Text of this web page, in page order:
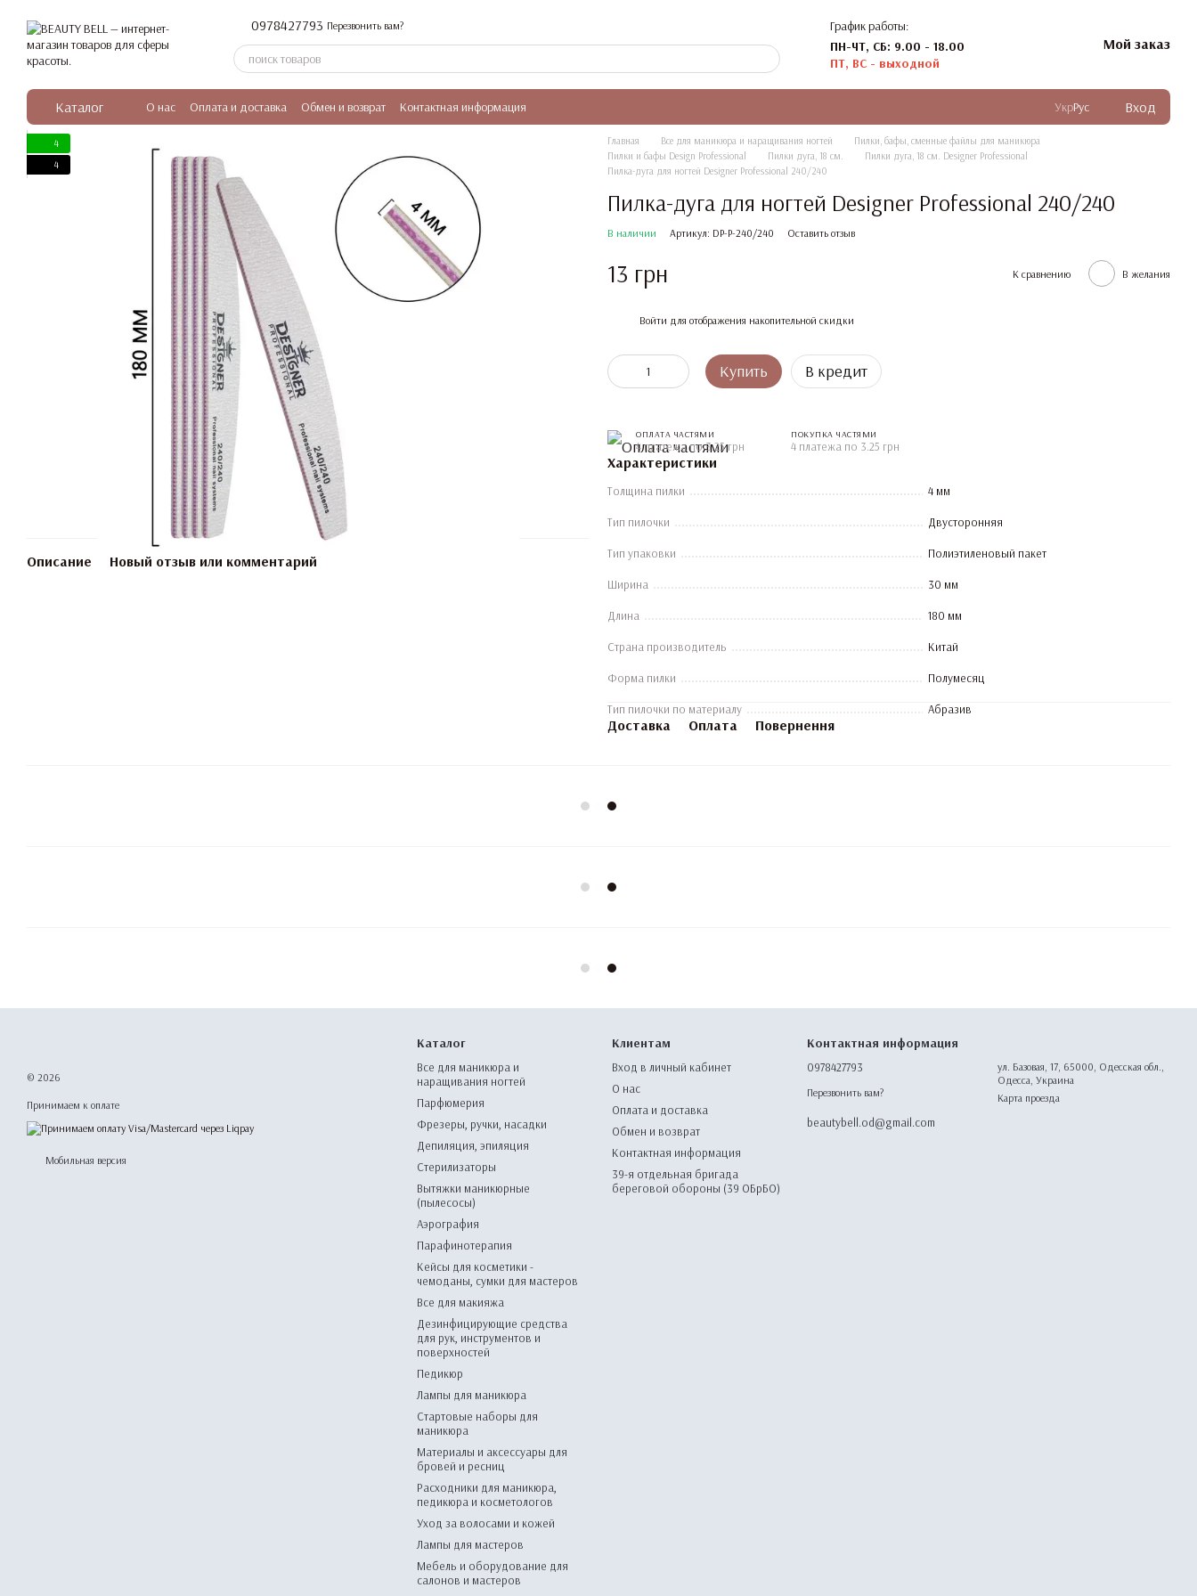
0978427793 Перезвонить вам?
График работы:
ПН-ЧТ, СБ: 9.00 - 18.00
ПТ, ВС - выходной
Мой заказ
Каталог О нас Оплата и доставка Обмен и возврат Контактная информация УкрРус Вход
4
4
Описание Новый отзыв или комментарий
Главная Все для маникюра и наращивания ногтей
Пилки, бафы, сменные файлы для маникюра
Пилки и бафы Design Professional
Пилки дуга, 18 см.
Пилки дуга, 18 см. Designer Professional
Пилка-дуга для ногтей Designer Professional 240/240
Пилка-дуга для ногтей Designer Professional 240/240
В наличии Артикул: DP-P-240/240 Оставить отзыв
13 грн К сравнению В желания
Войти для отображения накопительной скидки
Купить В кредит
ОПЛАТА ЧАСТЯМИ
4 платежа по 3.25 грн
ПОКУПКА ЧАСТЯМИ
4 платежа по 3.25 грн
Характеристики
Толщина пилки 4 мм
Тип пилочки Двусторонняя
Тип упаковки Полиэтиленовый пакет
Ширина 30 мм
Длина 180 мм
Страна производитель Китай
Форма пилки Полумесяц
Тип пилочки по материалу Абразив
Доставка Оплата Повернення
© 2026
Принимаем к оплате
Мобильная версия
Каталог
Все для маникюра и
наращивания ногтей
Парфюмерия
Фрезеры, ручки, насадки
Депиляция, эпиляция
Стерилизаторы
Вытяжки маникюрные
(пылесосы)
Аэрография
Парафинотерапия
Кейсы для косметики -
чемоданы, сумки для мастеров
Все для макияжа
Дезинфицирующие средства
для рук, инструментов и
поверхностей
Педикюр
Лампы для маникюра
Стартовые наборы для
маникюра
Материалы и аксессуары для
бровей и ресниц
Расходники для маникюра,
педикюра и косметологов
Уход за волосами и кожей
Лампы для мастеров
Мебель и оборудование для
салонов и мастеров
Клиентам
Вход в личный кабинет
О нас
Оплата и доставка
Обмен и возврат
Контактная информация
39-я отдельная бригада
береговой обороны (39 ОБрБО)
Контактная информация
0978427793
Перезвонить вам?
beautybell.od@gmail.com
ул. Базовая, 17, 65000, Одесская обл.,
Одесса, Украина
Карта проезда